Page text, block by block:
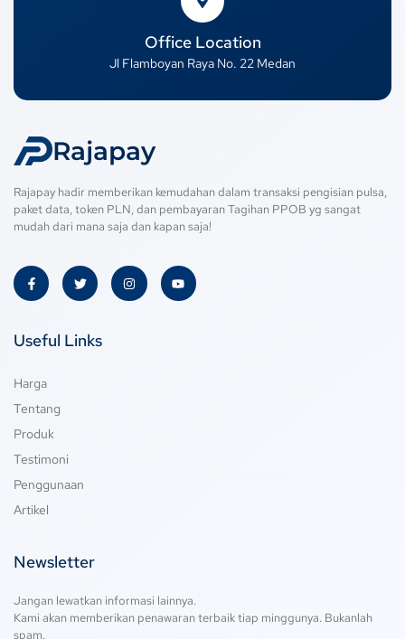
Office Location
Jl Flamboyan Raya No. 22 Medan
Rajapay
Rajapay hadir memberikan kemudahan dalam transaksi pengisian pulsa,
paket data, token PLN, dan pembayaran Tagihan PPOB yg sangat
mudah dari mana saja dan kapan saja!
Useful Links
Harga
Tentang
Produk
Testimoni
Penggunaan
Artikel
Newsletter
Jangan lewatkan informasi lainnya.
Kami akan memberikan penawaran terbaik tiap minggunya. Bukanlah
spam.